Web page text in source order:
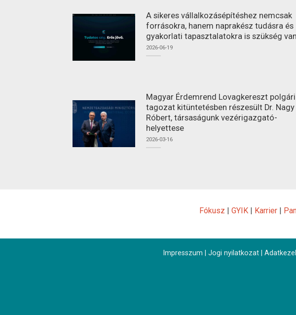
A sikeres vállalkozásépítéshez nemcsak
forrásokra, hanem naprakész tudásra és
gyakorlati tapasztalatokra is szükség
2026-06-19
Magyar Érdemrend Lovagkereszt polgári
tagozat kitüntetésben részesült Dr. Nagy
Róbert, társaságunk vezérigazgató-
helyettese
2026-03-16
Fókusz | GYIK| Karrier|
Impresszum Jogi nyilatkozat|